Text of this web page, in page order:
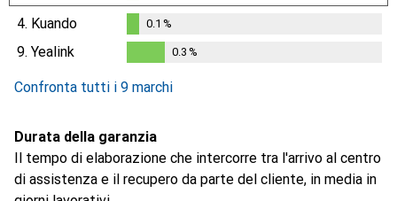
0.1%
4. Kuando
%
0.1 %
9. Yealink 0.3 %
Confronta tutti i 9 marchi
Durata della garanzia
Il tempo di elaborazione che intercorre tra l'arrivo al centro
di assistenza e il recupero da parte del cliente, in media in